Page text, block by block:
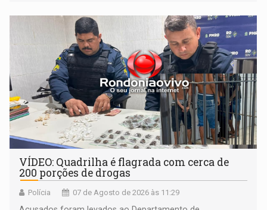
VÍDEO: Quadrilha é flagrada com cerca de
200 porções de drogas
Polícia 07 de Agosto de 2026 às 11:29